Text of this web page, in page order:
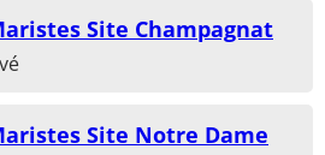
Site Champagnat
Site Notre Dame